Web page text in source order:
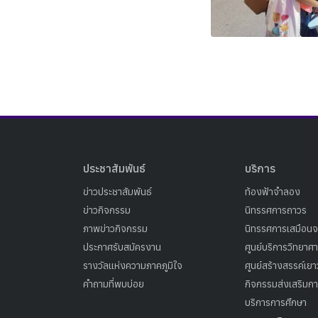
ประชาสัมพันธ์
ข่าวประชาสัมพันธ์
ข่าวกิจกรรม
ภาพข่าวกิจกรรม
ประกาศรับสมัครงาน
รางวัลแห่งความภาคภูมิใจ
คำถามที่พบบ่อย
บริการ
ท้องฟ้าจำลอง
นิทรรศการถาวร
นิทรรศการเสมือน
ศูนย์บริการวิทยาศ
ศูนย์สร้างสรรค์เย
กิจกรรมส่งเสริมก
บริการการศึกษา